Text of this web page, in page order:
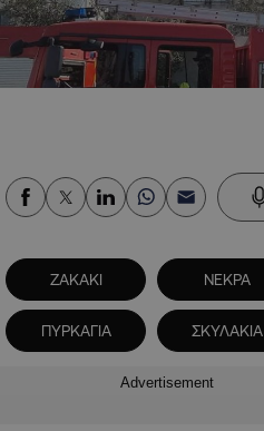
ΖΑΚΑΚΙ ΝΕΚΡΑ
ΠΥΡΚΑΓΙΑ ΣΚΥΛΑΚΙΑ
Advertisement